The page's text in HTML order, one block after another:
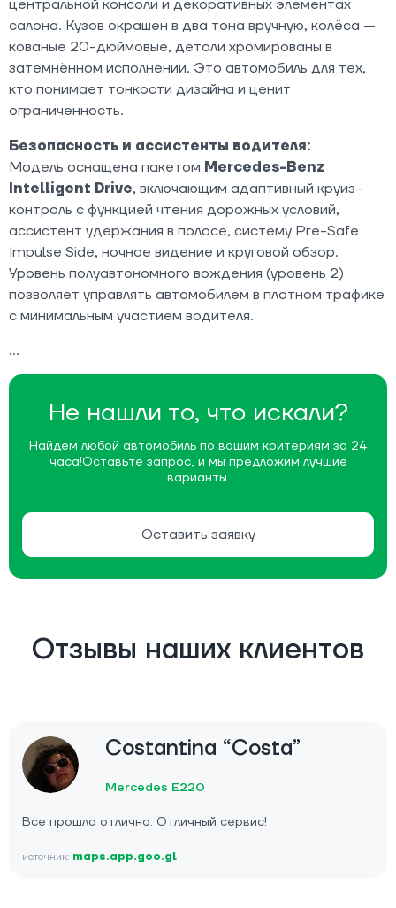
Не нашли то, что искали?
Найдем любой автомобиль по вашим критериям за 24
часа!Оставьте запрос, и мы предложим лучшие
варианты.
Оставить заявку
центральной консоли и декоративных элементах
салона. Кузов окрашен в два тона вручную, колёса —
кованые 20-дюймовые, детали хромированы в
затемнённом исполнении. Это автомобиль для тех,
кто понимает тонкости дизайна и ценит
ограниченность.
Безопасность и ассистенты водителя:
Модель оснащена пакетом Mercedes-Benz
Intelligent Drive, включающим адаптивный круиз-
контроль с функцией чтения дорожных условий,
ассистент удержания в полосе, систему Pre-Safe
Impulse Side, ночное видение и круговой обзор.
Уровень полуавтономного вождения (уровень 2)
позволяет управлять автомобилем в плотном трафике
с минимальным участием водителя.
Отзывы наших клиентов
Costantina “Costa”
Mercedes E220
Все прошло отлично. Отличный сервис!
источник: maps.app.goo.gl